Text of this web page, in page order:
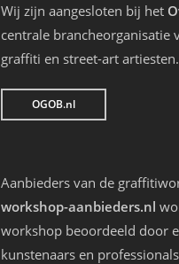
Wij zijn aangesloten bij het
centrale
graffiti en street-art artiesten.
OGOB.nl
Aanbieders van de
workshop-aanbieders.nl
workshop beoordeeld door
kunstenaars en